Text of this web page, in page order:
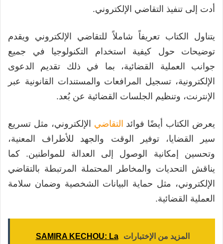
أدت إلى تنفيذ التقاضي الإلكتروني.
يتناول الكتاب تعريفاً شاملاً للتقاضي الإلكتروني ويقدم
توضيحات حول كيفية استخدام التكنولوجيا في جميع
جوانب العملية القضائية، بما في ذلك تقديم الدعوى
الإلكترونية، تسجيل المرافعات والمستندات القانونية عبر
الإنترنت، وتنظيم الجلسات القضائية عن بُعد.
يعرض الكتاب أيضًا فوائد التقاضي الإلكتروني، مثل تسريع
سير القضايا، توفير الوقت والجهد للأطراف المعنية،
وتحسين إمكانية الوصول إلى العدالة للمواطنين. كما
يناقش التحديات والمخاطر المحتملة المرتبطة بالتقاضي
الإلكتروني، مثل حماية البيانات الشخصية وضمان سلامة
العملية القضائية.
المزيد من الإختبارات
SAMIRA KECHOU: La